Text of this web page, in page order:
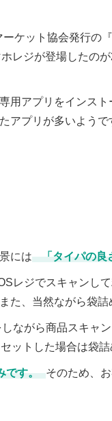
ケット協会発行の
レジが登場したの
用アプリをインス
アプリが多いようで
には 「タイパの良
レジでスキャンし
、当然ながら袋詰
ながら商品スキャ
ットした場合は袋詰
です。
そのため、